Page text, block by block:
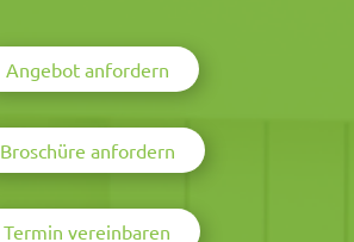
Angebot anfordern
Broschüre anfordern
Termin vereinbaren